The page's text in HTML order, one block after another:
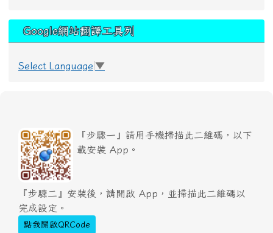
Google網站翻譯工具列
Select Language ▼
『步驟一』請用手機掃描此二維碼，以下
載安裝 App。
『步驟二』安裝後，請開啟 App，並掃描此二維碼以
完成設定。
點我開啟QRCode